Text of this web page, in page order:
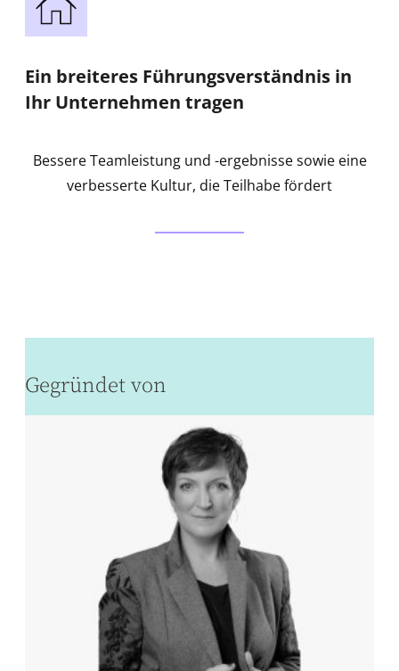
Ein breiteres Führungsverständnis in
Ihr Unternehmen tragen
Bessere Teamleistung und -ergebnisse sowie eine
verbesserte Kultur, die Teilhabe fördert
Gegründet von